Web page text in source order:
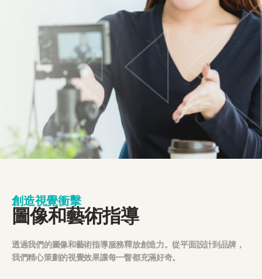
創造視覺衝擊
圖像和藝術指導
透過我們的圖像和藝術指導服務釋放創造力。從平面設計到品牌，
我們精心策劃的視覺效果讓每一瞥都充滿好奇。